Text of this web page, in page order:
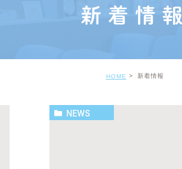
新着情報
HOME 新着情報
NEWS